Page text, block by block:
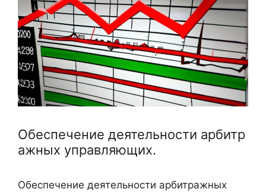
Обеспечение деятельности арбитр
ажных управляющих.
Обеспечение деятельности арбитражных